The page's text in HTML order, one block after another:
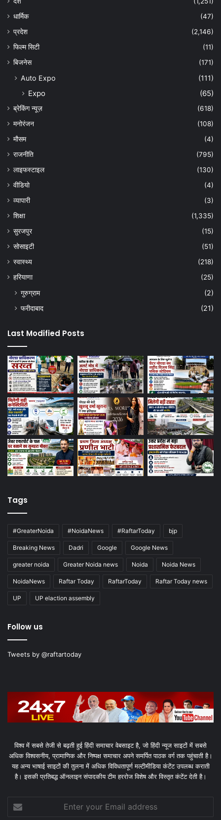
धार्मिक
(47)
प्रदेश
(2,146)
फिल्म सिटी
(11)
बिजनेस
(171)
Auto Expo (111)
Expo (65)
ब्रेकिंग न्यूज़
(618)
मनोरंजन
(108)
मौसम
(4)
राजनीति
(795)
लाइफस्टाइल
(130)
वीडियो
(4)
व्यापारी
(3)
शिक्षा
(1,335)
सुरजपुर
(15)
सोसाइटी
(51)
स्वास्थ्य
(218)
हरियाणा
(25)
गुरुग्राम
(2)
फरीदाबाद
(21)
Last Modified Posts
Tags
#GreaterNoida #NoidaNews #RaftarToday bjp
Breaking News Dadri Google Google News
greater noida Greater Noida news Noida Noida News
NoidaNews Raftar Today RaftarToday Raftar Today news
UP UP elaction assembly
Follow us
Tweets by @raftartoday
विश्व में सबसे तेजी से बढ़ती हुई हिंदी समाचार वेबसाइट है, जो हिंदी न्यूज साइटों में सबसे
अधिक विश्वसनीय, प्रामाणिक और निष्पक्ष समाचार अपने समर्पित पाठक वर्ग तक पहुंचाती है।
यह अन्य भाषाई साइटों की तुलना में अधिक विविधतापूर्ण मल्टीमीडिया कंटेंट उपलब्ध कराती
है। इसकी प्रतिबद्ध ऑनलाइन संपादकीय टीम हररोज विशेष और विस्तृत कंटेंट देती है।
Enter
your